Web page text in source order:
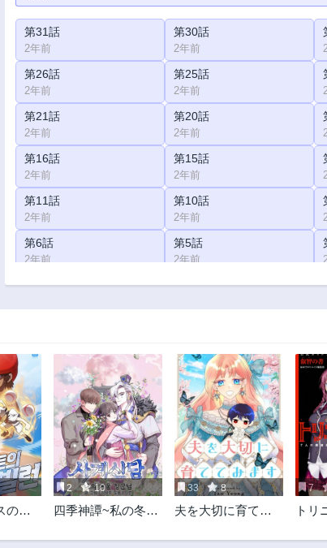
第31話
2年前
第30話
2年前
第26話
2年前
第25話
2年前
第21話
2年前
第20話
2年前
第16話
2年前
第15話
2年前
第11話
2年前
第10話
2年前
第6話
2年前
第5話
2年前
第1話
の魔
2 10
四季神譚~私の冬将
33 8
夫を大切に育てて
7
トリ